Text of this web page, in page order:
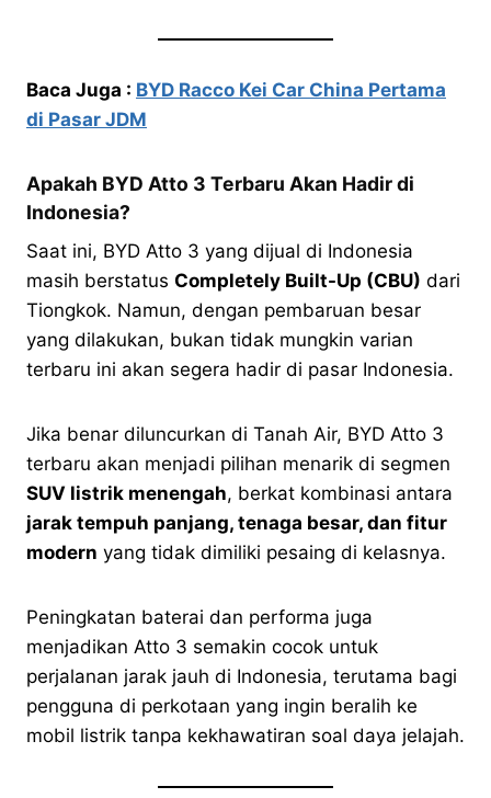
Baca Juga : BYD Racco Kei Car China Pertama
di Pasar JDM
Apakah BYD Atto 3 Terbaru Akan Hadir di
Indonesia?
Saat ini, BYD Atto 3 yang dijual di Indonesia
masih berstatus Completely Built-Up (CBU) dari
Tiongkok. Namun, dengan pembaruan besar
yang dilakukan, bukan tidak mungkin varian
terbaru ini akan segera hadir di pasar Indonesia.
Jika benar diluncurkan di Tanah Air, BYD Atto 3
terbaru akan menjadi pilihan menarik di segmen
SUV listrik menengah, berkat kombinasi antara
jarak tempuh panjang, tenaga besar, dan fitur
modern yang tidak dimiliki pesaing di kelasnya.
Peningkatan baterai dan performa juga
menjadikan Atto 3 semakin cocok untuk
perjalanan jarak jauh di Indonesia, terutama bagi
pengguna di perkotaan yang ingin beralih ke
mobil listrik tanpa kekhawatiran soal daya jelajah.